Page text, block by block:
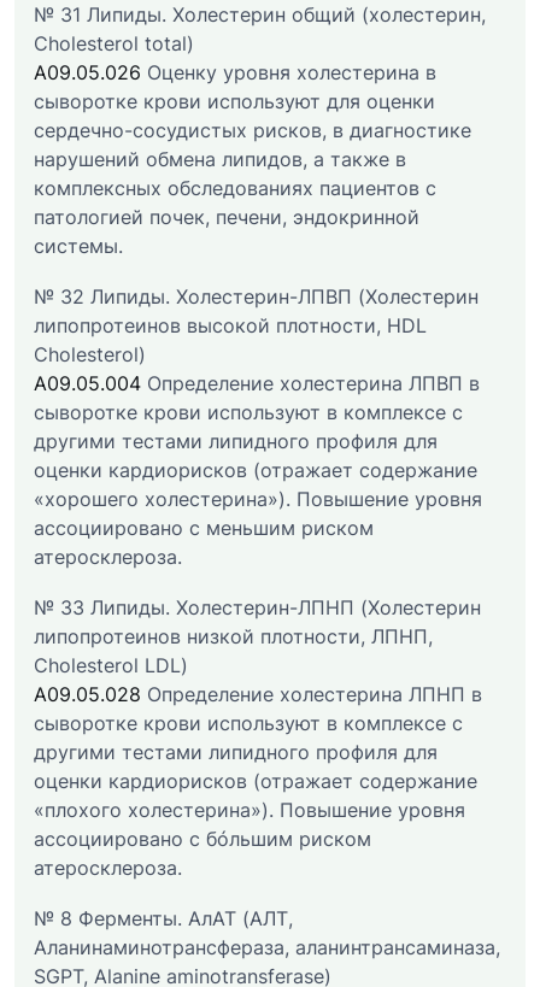
№ 31 Липиды. Холестерин общий (холестерин,
Cholesterol total)
A09.05.026 Оценку уровня холестерина в
сыворотке крови используют для оценки
сердечно-сосудистых рисков, в диагностике
нарушений обмена липидов, а также в
комплексных обследованиях пациентов с
патологией почек, печени, эндокринной
системы.
№ 32 Липиды. Холестерин-ЛПВП (Холестерин
липопротеинов высокой плотности, HDL
Cholesterol)
A09.05.004 Определение холестерина ЛПВП в
сыворотке крови используют в комплексе с
другими тестами липидного профиля для
оценки кардиорисков (отражает содержание
«хорошего холестерина»). Повышение уровня
ассоциировано с меньшим риском
атеросклероза.
№ 33 Липиды. Холестерин-ЛПНП (Холестерин
липопротеинов низкой плотности, ЛПНП,
Cholesterol LDL)
A09.05.028 Определение холестерина ЛПНП в
сыворотке крови используют в комплексе с
другими тестами липидного профиля для
оценки кардиорисков (отражает содержание
«плохого холестерина»). Повышение уровня
ассоциировано с бóльшим риском
атеросклероза.
№ 8 Ферменты. АлАТ (АЛТ,
Аланинаминотрансфераза, аланинтрансаминаза,
SGPT, Alanine aminotransferase)